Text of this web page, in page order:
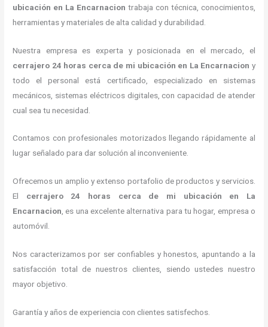
ubicación en La Encarnacion trabaja con técnica, conocimientos,
herramientas y materiales de alta calidad y durabilidad.
Nuestra empresa es experta y posicionada en el mercado, el
cerrajero 24 horas cerca de mi ubicación en La Encarnacion y
todo el personal está certificado, especializado en sistemas
mecánicos, sistemas eléctricos digitales, con capacidad de atender
cual sea tu necesidad.
Contamos con profesionales motorizados llegando rápidamente al
lugar señalado para dar solución al inconveniente.
Ofrecemos un amplio y extenso portafolio de productos y servicios.
El cerrajero 24 horas cerca de mi ubicación en La
Encarnacion, es una excelente alternativa para tu hogar, empresa o
automóvil.
Nos caracterizamos por ser confiables y honestos, apuntando a la
satisfacción total de nuestros clientes, siendo ustedes nuestro
mayor objetivo.
Garantía y años de experiencia con clientes satisfechos.